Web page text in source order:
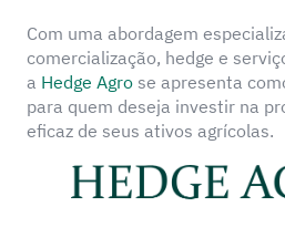
Com uma abordagem
comercialização, hedge e
a Hedge Agro se apresenta
para quem deseja investir na
eficaz de seus ativos agrícolas.